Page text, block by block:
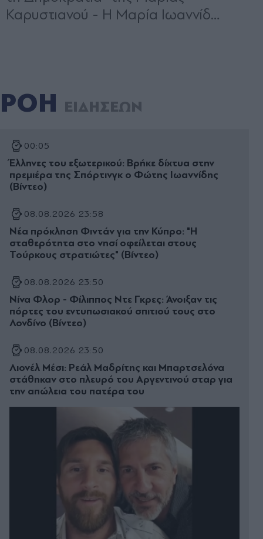
ΡΟΗ ΕΙΔΗΣΕΩΝ
00:05
Έλληνες του εξωτερικού: Βρήκε δίχτυα στην
πρεμιέρα της Σπόρτινγκ ο Φώτης Ιωαννίδης
(Βίντεο)
08.08.2026 23:58
Νέα πρόκληση Φιντάν για την Κύπρο: "Η
σταθερότητα στο νησί οφείλεται στους
Τούρκους στρατιώτες" (Βίντεο)
08.08.2026 23:50
Νίνα Φλορ - Φίλιππος Ντε Γκρες: Άνοιξαν τις
πόρτες του εντυπωσιακού σπιτιού τους στο
Λονδίνο (Βίντεο)
08.08.2026 23:50
Λιονέλ Μέσι: Ρεάλ Μαδρίτης και Μπαρτσελόνα
στάθηκαν στο πλευρό του Αργεντινού σταρ για
την απώλεια του πατέρα του